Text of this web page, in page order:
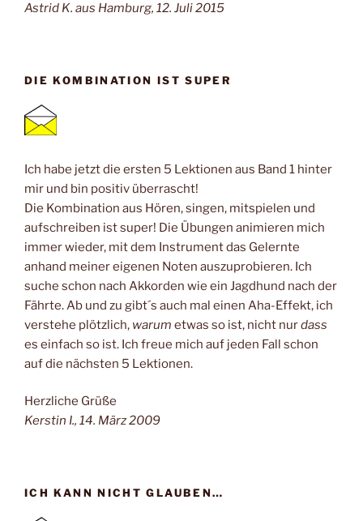
Astrid K. aus Hamburg, 12. Juli 2015
DIE KOMBINATION IST SUPER
Ich habe jetzt die ersten 5 Lektionen aus Band 1 hinter
mir und bin positiv überrascht!
Die Kombination aus Hören, singen, mitspielen und
aufschreiben ist super! Die Übungen animieren mich
immer wieder, mit dem Instrument das Gelernte
anhand meiner eigenen Noten auszuprobieren. Ich
suche schon nach Akkorden wie ein Jagdhund nach der
Fährte. Ab und zu gibt´s auch mal einen Aha-Effekt, ich
verstehe plötzlich, warum etwas so ist, nicht nurdass
es einfach so ist. Ich freue mich auf jeden Fall schon
auf die nächsten 5 Lektionen.
Herzliche Grüße
Kerstin I., 14. März 2009
ICH KANN NICHT GLAUBEN…